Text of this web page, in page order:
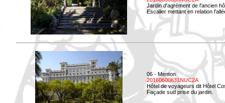
Jardin d'agrément de l'ancien
Escalier mettant en relation
06 - Menton
20160600631NUC2A
Hôtel de voyageurs dit Hôtel
Façade sud prise du jardin.